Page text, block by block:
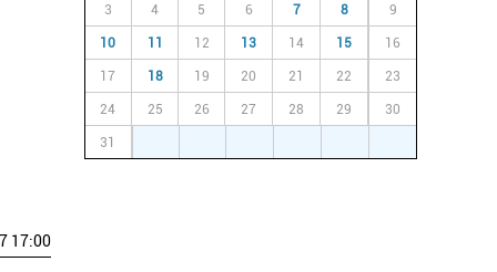
17:00
3 4 5 6 7 8 9
10 11 12 13 14 15 16
17 18 19 20 21 22 23
24 25 26 27 28 29 30
31